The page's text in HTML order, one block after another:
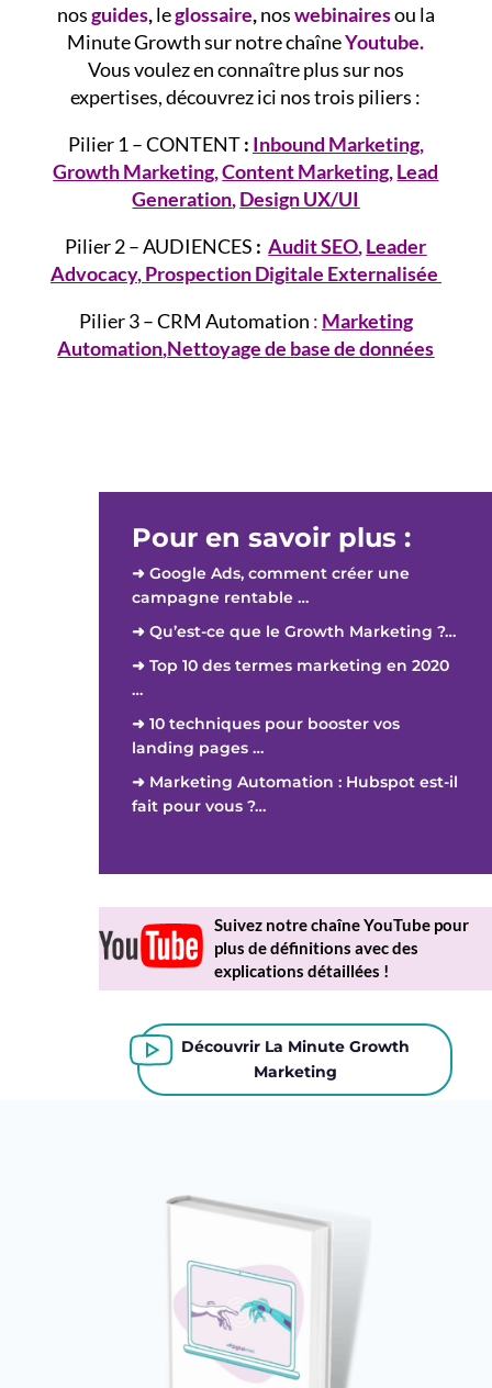
nosguides,leglossaire,noswebinairesou la
Minute Growth sur notre chaîneYoutube.
Vous voulez en connaître plus sur nos
expertises, découvrez ici nos trois piliers :
Pilier 1 – CONTENT: Inbound Marketing,
GrowthMarketing,Content Marketing,Lead
Generation,Design UX/UI
Pilier 2 – AUDIENCES :Audit SEO,Leader
Advocacy,Prospection Digitale Externalisée
Pilier 3 – CRM Automation : Marketing
Automation,Nettoyage de base de données
Pour en savoir plus :
➜ Google Ads, comment créer une
campagne rentable …
➜ Qu’est-ce que le Growth Marketing ?…
➜ Top 10 des termes marketing en 2020
…
➜ 10 techniques pour booster vos
landing pages …
➜ Marketing Automation : Hubspot est-il
fait pour vous ?…
Suivez notre chaîne YouTube pour
plus de définitions avec des
explications détaillées !
Découvrir La Minute Growth
Marketing